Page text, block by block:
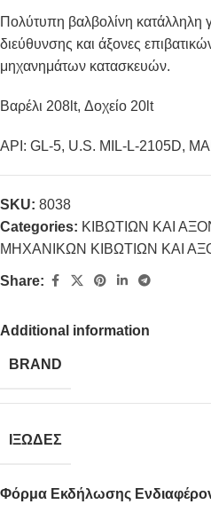
Πολύτυπη βαλβολίνη κατάλληλη
διεύθυνσης και άξονες
μηχανημάτων κατασκευών.
Βαρέλι 208lt, Δοχείο 20lt
API: GL-5, U.S. MIL-L-2105D,
SKU: 8038
Categories: ΚΙΒΩΤΙΩΝ ΚΑΙ
ΜΗΧΑΝΙΚΩΝ ΚΙΒΩΤΙΩΝ ΚΑΙ
Share:
Additional information
BRAND
ΙΞΩΔΕΣ
Φόρμα Εκδήλωσης